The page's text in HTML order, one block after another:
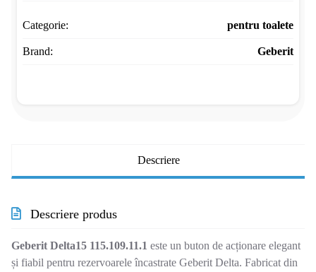
Categorie: pentru toalete
Brand: Geberit
Descriere
Descriere produs
Geberit Delta15 115.109.11.1 este un buton de acționare elegant
și fiabil pentru rezervoarele încastrate Geberit Delta. Fabricat din